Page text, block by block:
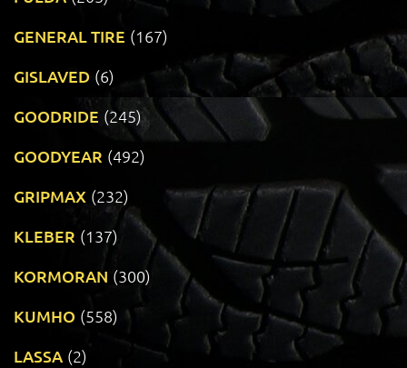
GENERAL TIRE (167)
GISLAVED (6)
GOODRIDE (245)
GOODYEAR (492)
GRIPMAX (232)
KLEBER (137)
KORMORAN (300)
KUMHO (558)
LASSA (2)